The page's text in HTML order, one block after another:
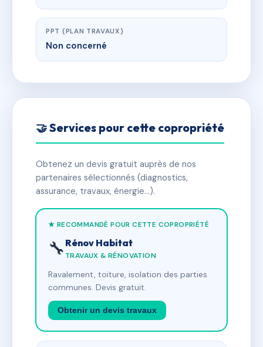
PPT (PLAN TRAVAUX)
Non concerné
🤝 Services pour cette copropriété
Obtenez un devis gratuit auprès de nos
partenaires sélectionnés (diagnostics,
assurance, travaux, énergie…).
★ RECOMMANDÉ POUR CETTE COPROPRIÉTÉ
🔧 Rénov Habitat
TRAVAUX & RÉNOVATION
Ravalement, toiture, isolation des parties
communes. Devis gratuit.
Obtenir un devis travaux